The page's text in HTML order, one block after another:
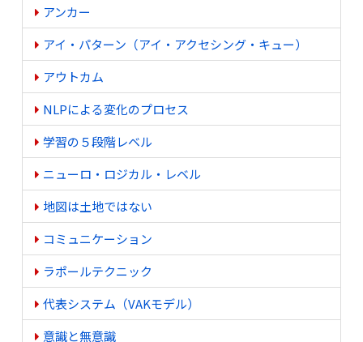
アンカー
アイ・パターン（アイ・アクセシング・キュー）
アウトカム
NLPによる変化のプロセス
学習の５段階レベル
ニューロ・ロジカル・レベル
地図は土地ではない
コミュニケーション
ラポールテクニック
代表システム（VAKモデル）
意識と無意識